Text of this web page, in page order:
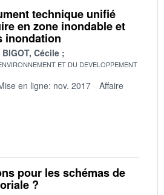
technique unifié
en zone inondable et
inondation
BIGOT, Cécile
ET DU DEVELOPPEMENT
en ligne: nov. 2017
Affaire
pour les schémas de
?